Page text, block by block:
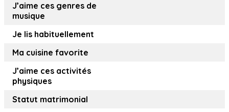
J’aime ces genres de
musique
Je lis habituellement
Ma cuisine favorite
J’aime ces activités
physiques
Statut matrimonial